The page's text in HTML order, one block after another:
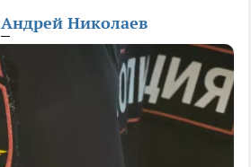
Андрей Николаев